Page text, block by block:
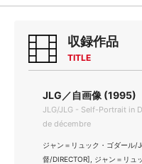
収録作品
TITLE
JLG／自画像 (1995)
JLG/JLG - Self-Portrait in
de décembre
ジャン＝リュック・ゴダール
督/DIRECTOR], ジャン＝リ